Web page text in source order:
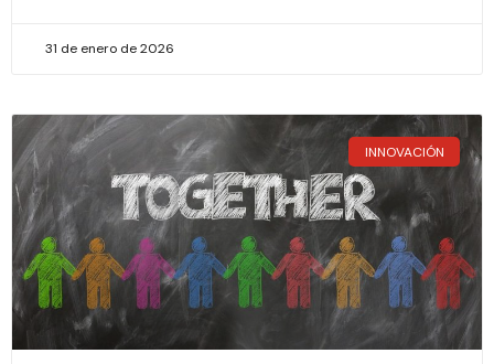
31 de enero de 2026
INNOVACIÓN